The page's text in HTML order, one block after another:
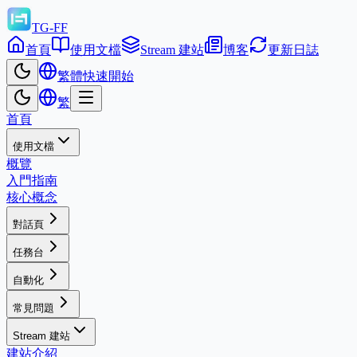
TG-FF
首頁
使用文檔 Stream 建站 博客
更新日誌
繁體快速開始
繁
首頁
使用文檔
概覽
入門指南
核心概念
對話頁
任務台
自動化
常見問題
Stream 建站
建站介紹